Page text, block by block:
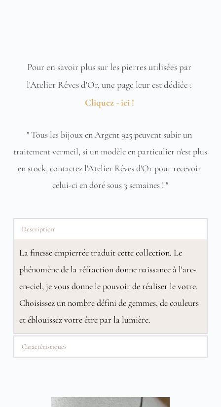
Pour en savoir plus sur les pierres utilisées par
Cliquez - ici !
" Tous les bijoux en Argent 925 peuvent subir un
traitement vermeil, si un modèle en particulier n'est plus
en stock, contactez l'Atelier Rêves d'Or pour recevoir
celui-ci en doré sous 3 semaines ! "
Description
La finesse empierrée traduit cette collection. Le
phénomène de la réfraction donne naissance à l'arc-
en-ciel, je vous donne le pouvoir de réaliser le votre.
Choisissez un nombre défini de gemmes, de couleurs
et éblouissez votre être par la lumière.
Caractéristiques